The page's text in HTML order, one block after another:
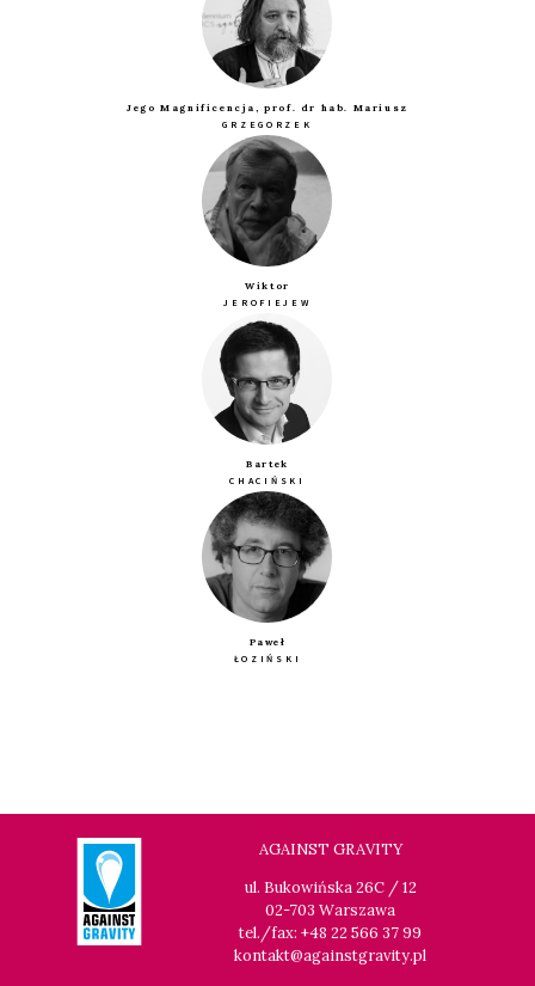
Jego Magnificencja, prof. dr hab. Mariusz
GRZEGORZEK
Wiktor
JEROFIEJEW
Bartek
CHACIŃSKI
Paweł
ŁOZIŃSKI
AGAINST GRAVITY
ul. Bukowińska 26C / 12
02-703 Warszawa
tel./fax: +48 22 566 37 99
kontakt@againstgravity.pl